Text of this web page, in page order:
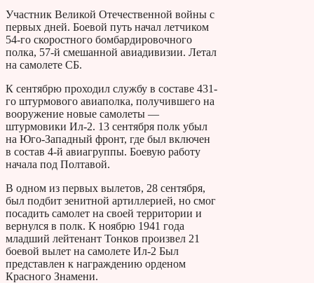
Участник Великой Отечественной войны с
первых дней. Боевой путь начал летчиком
54-го скоростного бомбардировочного
полка, 57-й смешанной авиадивизии. Летал
на самолете СБ.
К сентябрю проходил службу в составе 431-
го штурмового авиаполка, получившего на
вооружение новые самолеты —
штурмовики Ил-2. 13 сентября полк убыл
на Юго-Западный фронт, где был включен
в состав 4-й авиагруппы. Боевую работу
начала под Полтавой.
В одном из первых вылетов, 28 сентября,
был подбит зенитной артиллерией, но смог
посадить самолет на своей территории и
вернулся в полк. К ноябрю 1941 года
младший лейтенант Тонков произвел 21
боевой вылет на самолете Ил-2 Был
представлен к награждению орденом
Красного Знамени.